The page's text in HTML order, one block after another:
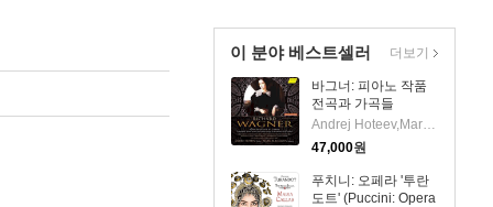
이 분야 베스트셀러
바그너: 피아노 작품
전곡과 가곡들
(Wagner:
Declarations of
Love)(CD) - Andrej
Hoteev
Andrej Hoteev,Maria Bulgakova
47,000원
푸치니: 오페라 '투란
도트' (Puccini: Opera
더보기